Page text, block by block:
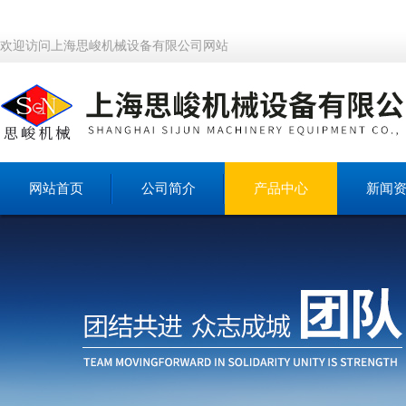
欢迎访问上海思峻机械设备有限公司网站
网站首页 公司简介 产品中心 新闻